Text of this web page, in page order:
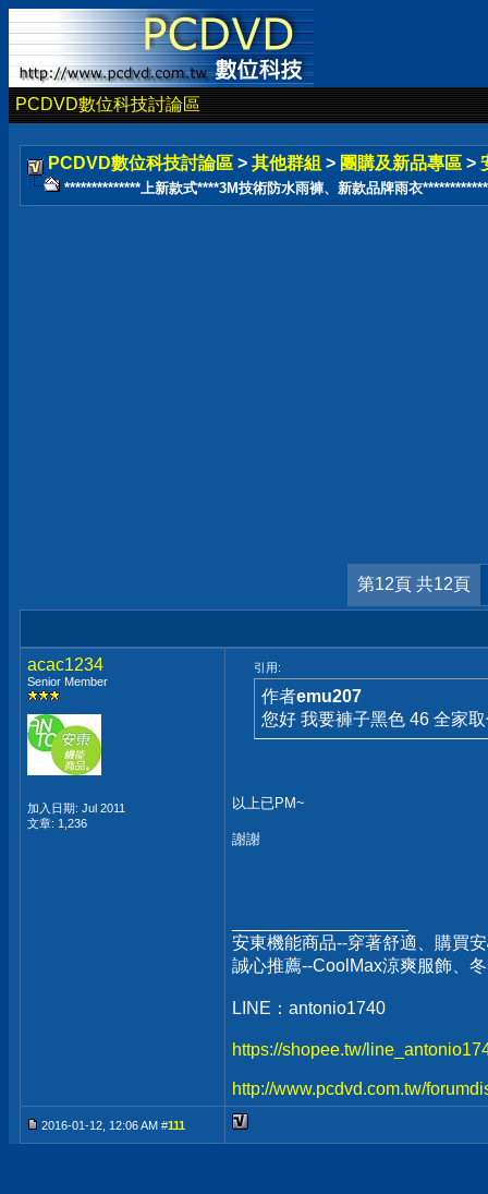
PCDVD數位科技討論區
PCDVD數位科技討論區 > 其他群組 > 團購及新品專區 >
**************上新款式****3M技術防水雨褲、新款品牌雨衣
第12頁 共12頁
acac1234
Senior Member
加入日期: Jul 2011
文章: 1,236
引用:
作者emu207
您好 我要褲子黑色 46 全家
以上已PM~
謝謝
安東機能商品--穿著舒適、購買
誠心推薦--CoolMax涼爽服飾、
LINE：antonio1740
https://shopee.tw/
http://www.pcdvd.com.tw/
2016-01-12, 12:06 AM #111